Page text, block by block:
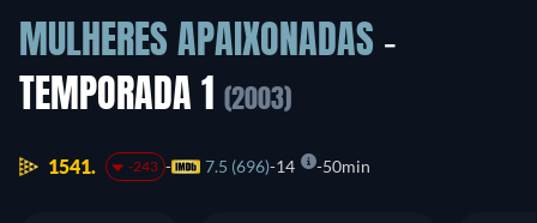
MULHERES APAIXONADAS -
TEMPORADA 1
(2003)
1541. -243 7.5 (696) 14 50min